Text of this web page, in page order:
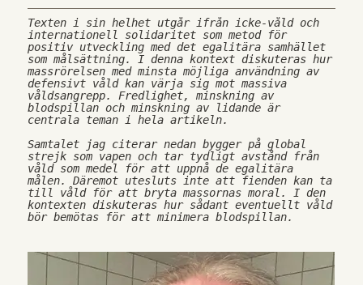
Texten i sin helhet utgår ifrån icke-våld och
internationell solidaritet som metod för
positiv utveckling med det egalitära samhället
som målsättning. I denna kontext diskuteras hur
massrörelsen med minsta möjliga användning av
defensivt våld kan värja sig mot massiva
våldsangrepp. Fredlighet, minskning av
blodspillan och minskning av lidande är
centrala teman i hela artikeln.
Samtalet jag citerar nedan bygger på global
strejk som vapen och tar tydligt avstånd från
våld som medel för att uppnå de egalitära
målen. Däremot utesluts inte att fienden kan ta
till våld för att bryta massornas moral. I den
kontexten diskuteras hur sådant eventuellt våld
bör bemötas för att minimera blodspillan.